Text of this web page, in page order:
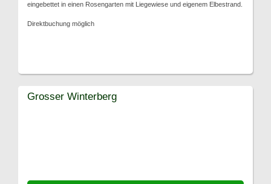
eingebettet in einen Rosengarten mit Liegewiese und eigenem Elbestrand.
Direktbuchung möglich
Grosser Winterberg